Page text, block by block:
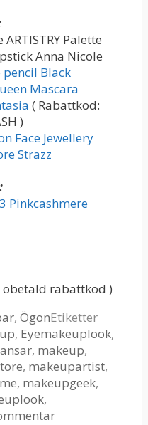
Palette
Anna Nicole
pencil Black
Mascara
( Rabattkod:
)
Face Jewellery
Strazz
Pinkcashmere
obetald rabattkod )
, ÖgonEtiketter
, Eyemakeuplook,
, makeup,
, makeupartist,
, makeupgeek,
,